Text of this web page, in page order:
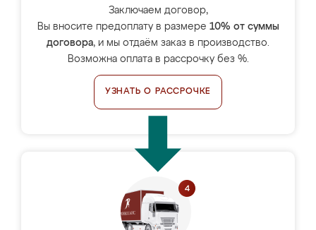
Заключаем договор,
Вы вносите предоплату в размере 10% от суммы
договора, и мы отдаём заказ в производство.
Возможна оплата в рассрочку без %.
УЗНАТЬ О РАССРОЧКЕ